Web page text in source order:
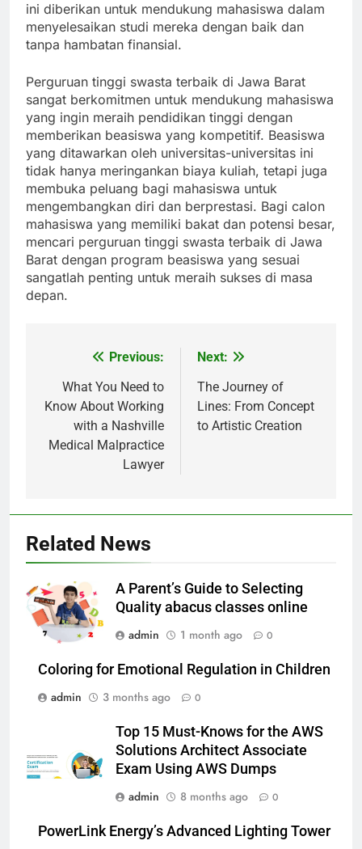
ini diberikan untuk mendukung mahasiswa dalam
menyelesaikan studi mereka dengan baik dan
tanpa hambatan finansial.
Perguruan tinggi swasta terbaik di Jawa Barat
sangat berkomitmen untuk mendukung mahasiswa
yang ingin meraih pendidikan tinggi dengan
memberikan beasiswa yang kompetitif. Beasiswa
yang ditawarkan oleh universitas-universitas ini
tidak hanya meringankan biaya kuliah, tetapi juga
membuka peluang bagi mahasiswa untuk
mengembangkan diri dan berprestasi. Bagi calon
mahasiswa yang memiliki bakat dan potensi besar,
mencari perguruan tinggi swasta terbaik di Jawa
Barat dengan program beasiswa yang sesuai
sangatlah penting untuk meraih sukses di masa
depan.
navigation
Previous:
What You Need to
Know About Working
with a Nashville
Medical Malpractice
Lawyer
Next:
The Journey of
Lines: From Concept
to Artistic Creation
Related News
A Parent’s Guide to Selecting
Quality abacus classes online
admin
1 month ago 0
Coloring for Emotional Regulation in Children
admin
3 months ago 0
Top 15 Must-Knows for the AWS
Solutions Architect Associate
Exam Using AWS Dumps
admin
8 months ago 0
PowerLink Energy’s Advanced Lighting Tower